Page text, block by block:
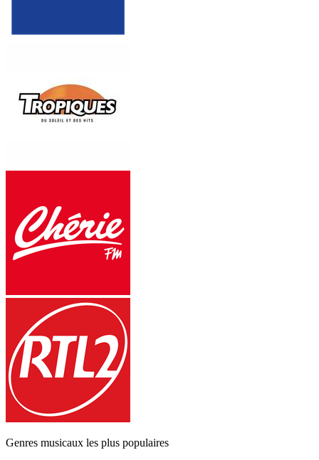
Genres musicaux les plus populaires